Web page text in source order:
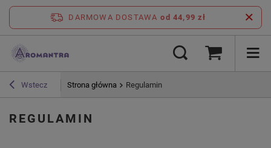
DARMOWA DOSTAWA od 44,99 zł
Wstecz Strona główna Regulamin
REGULAMIN